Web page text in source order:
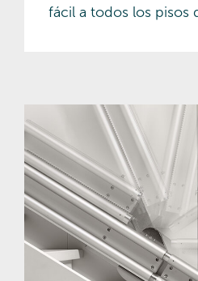
fácil a todos los pisos